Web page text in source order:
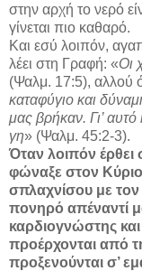
στην αρχή το νερό
γίνεται πιο καθαρό.
Και εσύ λοιπόν,
λέει στη Γραφή: «Οι
(Ψαλμ. 17:5), αλλού
καταφύγιο και
μας βρήκαν. Γι’
γη» (Ψαλμ. 45:2-3).
Όταν λοιπόν
φώναξε στον
σπλαχνίσου με
πονηρό απέναντί
καρδιογνώστης
προέρχονται από
προξενούνται σ’